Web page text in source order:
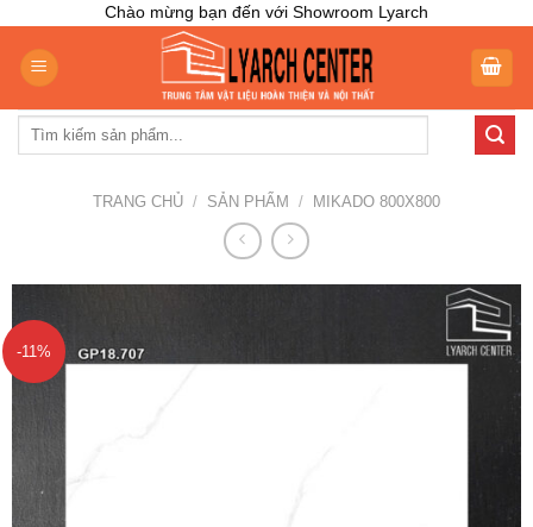
content
Chào mừng bạn đến với Showroom Lyarch
Tìm
TRANG CHỦ / SẢN PHẨM / MIKADO 800X800
-11%